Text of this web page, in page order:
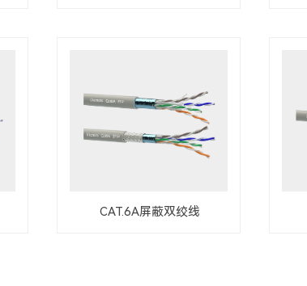
CAT.6A屏蔽双绞线